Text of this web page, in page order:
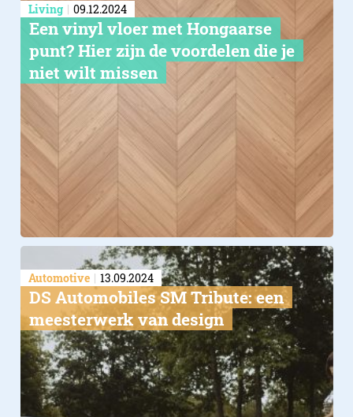
Living 09.12.2024
Een vinyl vloer met Hongaarse
punt? Hier zijn de voordelen die je
niet wilt missen
Automotive 13.09.2024
DS Automobiles SM Tribute: een
meesterwerk van design